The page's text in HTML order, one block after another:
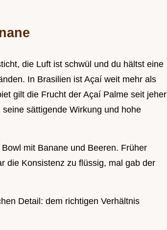
die Luft ist schwül und du hältst eine
In Brasilien ist Açaí weit mehr als
gilt die Frucht der Açaí Palme seit jeher
sättigende Wirkung und hohe
mit Banane und Beeren. Früher
die Konsistenz zu flüssig, mal gab der
Detail: dem richtigen Verhältnis